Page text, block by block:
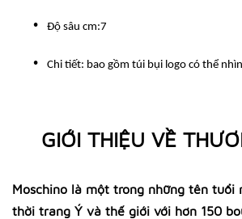
Độ sâu cm:7
Chi tiết: bao gồm túi bụi logo có thể
GIỚI THIỆU VỀ
Moschino là một trong những tên tuổi
thời trang Ý và thế giới với hơn 150